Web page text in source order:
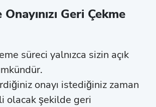
Geri Çekme
süreci yalnızca sizin açık
onayı istediğiniz zaman
olacak şekilde geri